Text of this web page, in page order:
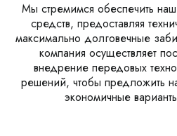
Мы стремимся обеспечить
средств, предоставляя
максимально долговечные
компания осуществляет
внедрение передовых
решений, чтобы предложить
экономичные